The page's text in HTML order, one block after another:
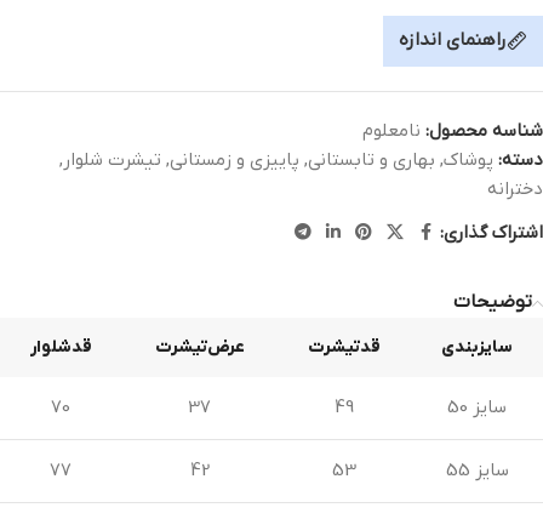
راهنمای اندازه
شناسه محصول: نامعلوم
دسته: پوشاک, بهاری و تابستانی, پاییزی و زمستانی, تیشرت شلوار ,
دخترانه
اشتراک گذاری:
توضیحات
سایزبندی قدتیشرت عرض‌تیشرت قدشلوار
سایز 50 49
37
70
سایز 55 53
42
77